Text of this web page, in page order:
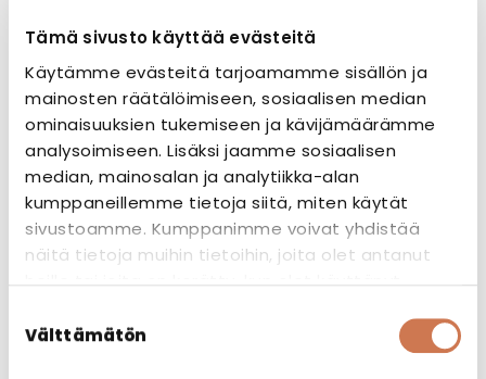
Tämä sivusto käyttää evästeitä
Käytämme evästeitä tarjoamamme sisällön ja
mainosten räätälöimiseen, sosiaalisen median
ominaisuuksien tukemiseen ja kävijämäärämme
analysoimiseen. Lisäksi jaamme sosiaalisen
median, mainosalan ja analytiikka-alan
kumppaneillemme tietoja siitä, miten käytät
sivustoamme. Kumppanimme voivat yhdistää
näitä tietoja muihin tietoihin, joita olet antanut
valinta
Välttämätön
M1-päästöluokitus
M1-merkki kertoo tuotteen
vähäpäästöisyydestä. M1-luokitelluissa
tuotteissa ei ole hajuhaittoja eivätkä ne
allergisoi.
Tutustu myös